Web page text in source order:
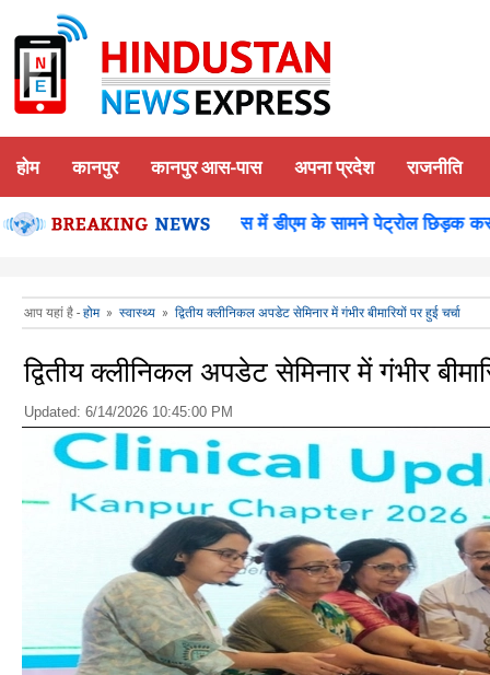
होम कानपुर कानपुर आस-पास अपना प्रदेश राजनीति
पूजन कानपुर-समाधान दिवस में डीएम के सामने पेट्रोल छिड़क कर
आप यहां है - होम» स्वास्थ्य » द्वितीय क्लीनिकल अपडेट सेमिनार में गंभीर बीमारियों पर हुई चर्चा
द्वितीय क्लीनिकल अपडेट सेमिनार में गंभीर
Updated: 6/14/2026 10:45:00 PM